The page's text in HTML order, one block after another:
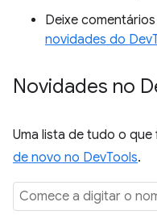
Deixe
novidades do
Novidades no
Uma lista de tudo o
de novo no DevTools.